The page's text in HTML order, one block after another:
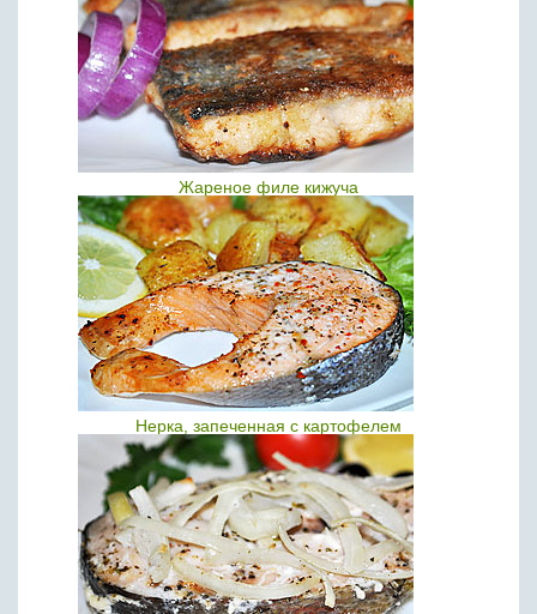
Жареное филе кижуча
Нерка, запеченная с картофелем